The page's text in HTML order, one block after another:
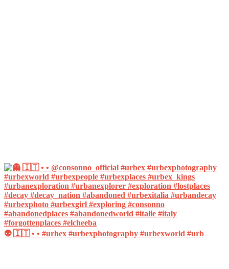
👽 🇮🇹 • • #urbex #urbexphotography #urbexworld #urb